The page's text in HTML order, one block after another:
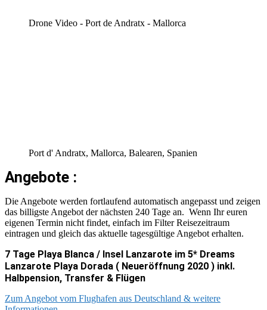
Drone Video - Port de Andratx - Mallorca
Port d' Andratx, Mallorca, Balearen, Spanien
Angebote :
Die Angebote werden fortlaufend automatisch angepasst und zeigen
das billigste Angebot der nächsten 240 Tage an. Wenn Ihr euren
eigenen Termin nicht findet, einfach im Filter Reisezeitraum
eintragen und gleich das aktuelle tagesgültige Angebot erhalten.
7 Tage Playa Blanca / Insel Lanzarote im 5* Dreams
Lanzarote Playa Dorada ( Neueröffnung 2020 ) inkl.
Halbpension, Transfer & Flügen
Zum Angebot vom Flughafen aus Deutschland & weitere